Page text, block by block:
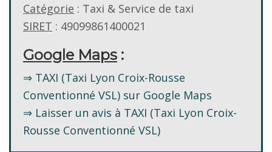
Catégorie : Taxi & Service de taxi
SIRET : 49099861400021
Google Maps :
⇒ TAXI (Taxi Lyon Croix-Rousse
Conventionné VSL) sur Google Maps
⇒ Laisser un avis à TAXI (Taxi Lyon Croix-
Rousse Conventionné VSL)